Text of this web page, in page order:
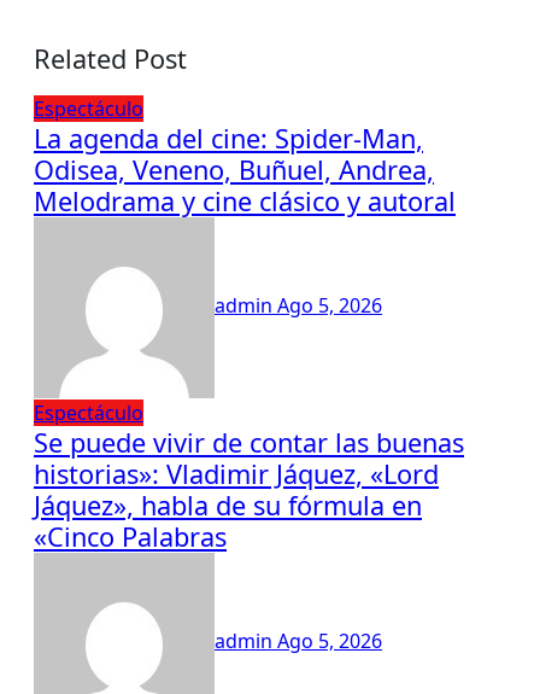
Related Post
Espectáculo
La agenda del cine: Spider-Man,
Odisea, Veneno, Buñuel, Andrea,
Melodrama y cine clásico y autoral
admin Ago 5, 2026
Espectáculo
Se puede vivir de contar las buenas
historias»: Vladimir Jáquez, «Lord
Jáquez», habla de su fórmula en
«Cinco Palabras
admin Ago 5, 2026